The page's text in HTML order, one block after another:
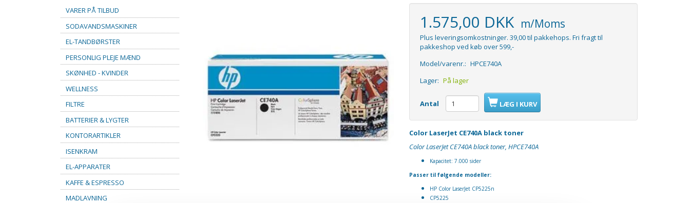
VARER PÅ TILBUD
SODAVANDSMASKINER
EL-TANDBØRSTER
PERSONLIG PLEJE MÆND
SKØNHED - KVINDER
WELLNESS
FILTRE
BATTERIER & LYGTER
KONTORARTIKLER
ISENKRAM
EL-APPARATER
KAFFE & ESPRESSO
MADLAVNING
1.575,00 DKK m/Moms
Plus leveringsomkostninger. 39,00 til pakkehops. Fri fragt til
pakkeshop ved køb over 599,-
Model/varenr.: HPCE740A
Lager: På lager
Antal LÆG I KURV
Color LaserJet CE740A black toner
Color LaserJet CE740A black toner, HPCE740A
Kapacitet: 7.000 sider
Passer til følgende modeller:
HP Color LaserJet CP5225n
CP5225